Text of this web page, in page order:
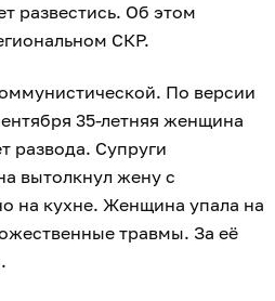
развестись. Об этом
СКР.
По версии
35-летняя женщина
развода. Супруги
вытолкнул жену с
на кухне. Женщина упала на
травмы. За её